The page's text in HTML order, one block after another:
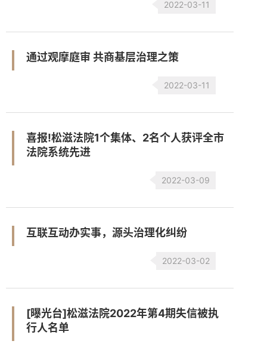
2022-03-11
通过观摩庭审 共商基层治理之策
2022-03-11
喜报!松滋法院1个集体、2名个人获评全市
法院系统先进
2022-03-09
互联互动办实事，源头治理化纠纷
2022-03-02
[曝光台]松滋法院2022年第4期失信被执
行人名单